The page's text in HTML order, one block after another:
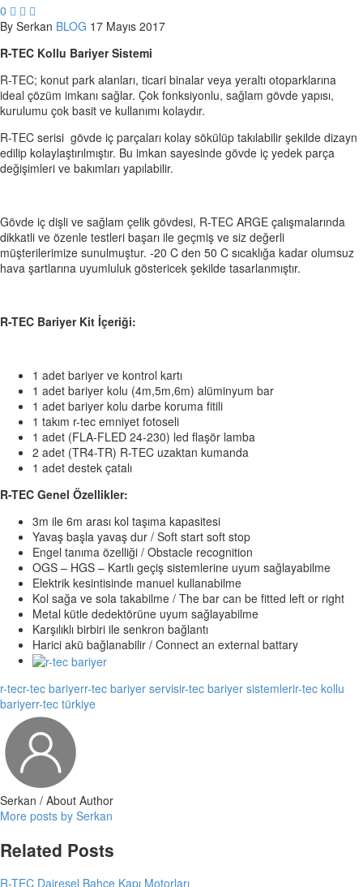
0   
By Serkan BLOG 17 Mayıs 2017
R-TEC Kollu Bariyer Sistemi
R-TEC; konut park alanları, ticari binalar veya yeraltı otoparklarına
ideal çözüm imkanı sağlar. Çok fonksiyonlu, sağlam gövde yapısı,
kurulumu çok basit ve kullanımı kolaydır.
R-TEC serisi gövde iç parçaları kolay sökülüp takılabilir şekilde dizayn
edilip kolaylaştırılmıştır. Bu imkan sayesinde gövde iç yedek parça
değişimleri ve bakımları yapılabilir.
Gövde iç dişli ve sağlam çelik gövdesi, R-TEC ARGE çalışmalarında
dikkatli ve özenle testleri başarı ile geçmiş ve siz değerli
müşterilerimize sunulmuştur. -20 C den 50 C sıcaklığa kadar olumsuz
hava şartlarına uyumluluk göstericek şekilde tasarlanmıştır.
R-TEC Bariyer Kit İçeriği:
1 adet bariyer ve kontrol kartı
1 adet bariyer kolu (4m,5m,6m) alüminyum bar
1 adet bariyer kolu darbe koruma fitili
1 takım r-tec emniyet fotoseli
1 adet (FLA-FLED 24-230) led flaşör lamba
2 adet (TR4-TR) R-TEC uzaktan kumanda
1 adet destek çatalı
R-TEC Genel Özellikler:
3m ile 6m arası kol taşıma kapasitesi
Yavaş başla yavaş dur / Soft start soft stop
Engel tanıma özelliği / Obstacle recognition
OGS – HGS – Kartlı geçiş sistemlerine uyum sağlayabilme
Elektrik kesintisinde manuel kullanabilme
Kol sağa ve sola takabilme / The bar can be fitted left or right
Metal kütle dedektörüne uyum sağlayabilme
Karşılıklı birbiri ile senkron bağlantı
Harici akü bağlanabilir / Connect an external battary
r-tecr-tec bariyerr-tec bariyer servisir-tec bariyer sistemlerir-tec kollu
bariyerr-tec türkiye
Serkan / About Author
More posts by Serkan
Related Posts
R-TEC Dairesel Bahçe Kapı Motorları